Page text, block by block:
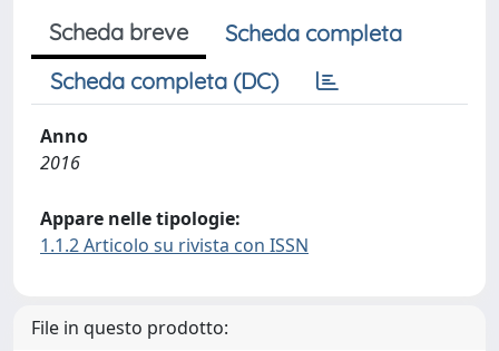
Scheda breve
Scheda completa
Scheda completa (DC)
Anno
2016
Appare nelle tipologie:
1.1.2 Articolo su rivista con ISSN
File in questo prodotto: